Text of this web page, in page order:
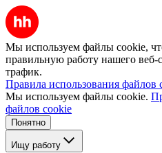
Мы используем файлы cookie,
правильную работу нашего веб-
трафик.
Правила использования файлов
Мы используем файлы cookie.
файлов cookie
Понятно
Ищу работу